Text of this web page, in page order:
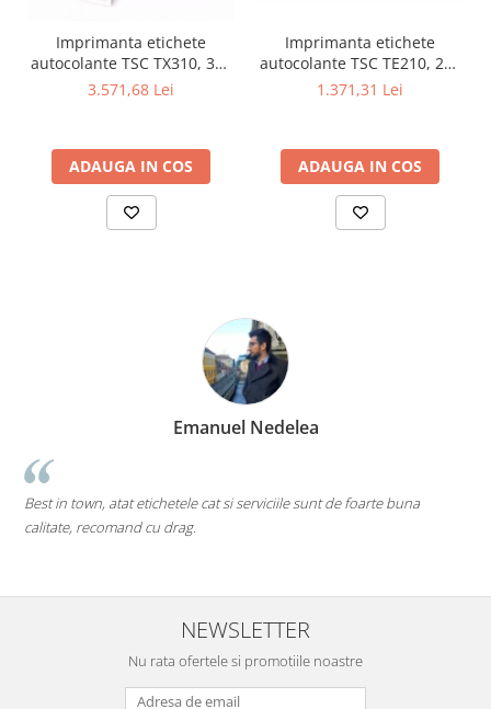
Imprimanta etichete
autocolante TSC TX310, 300
DPI, USB, Serial, Ethernet
3.571,68 Lei
ADAUGA IN COS
Imprimanta etichete
autocolante TSC TE210, 203
DPI, USB, Ethernet
1.371,31 Lei
ADAUGA IN COS
foarte buna
Marius Zinveliu
pe toate....chiar si pe cele care inca nu au ajuns pe
Mi-as dori sa existe mai multe companii de acest gen
NEWSLETTER
Nu rata ofertele si promotiile noastre